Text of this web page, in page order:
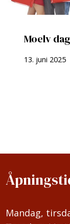
Moelv
13. juni 2025
Mandag,